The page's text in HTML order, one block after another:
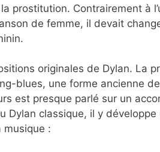
la prostitution. Contrairement à
de femme, il devait
originales de Dylan. La
blues, une forme ancienne
est presque parlé sur un
Dylan classique, il y développe
musique :